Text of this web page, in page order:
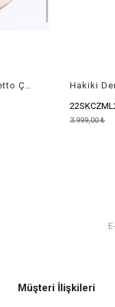
8 Cm Tasarım Topuklu Strec Stiletto Çizme
22SKCZML28
3.999,00 ₺
Müşteri İlişkileri